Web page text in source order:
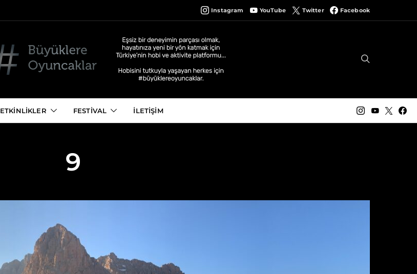
Instagram YouTube Twitter Facebook
ETKINLIKLER FESTIVAL İLETIŞIM
9